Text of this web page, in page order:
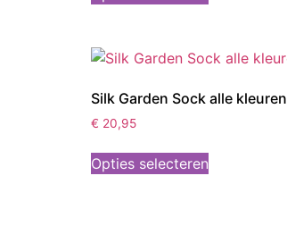
Silk Garden Sock alle kleuren
€ 20,95
Opties selecteren